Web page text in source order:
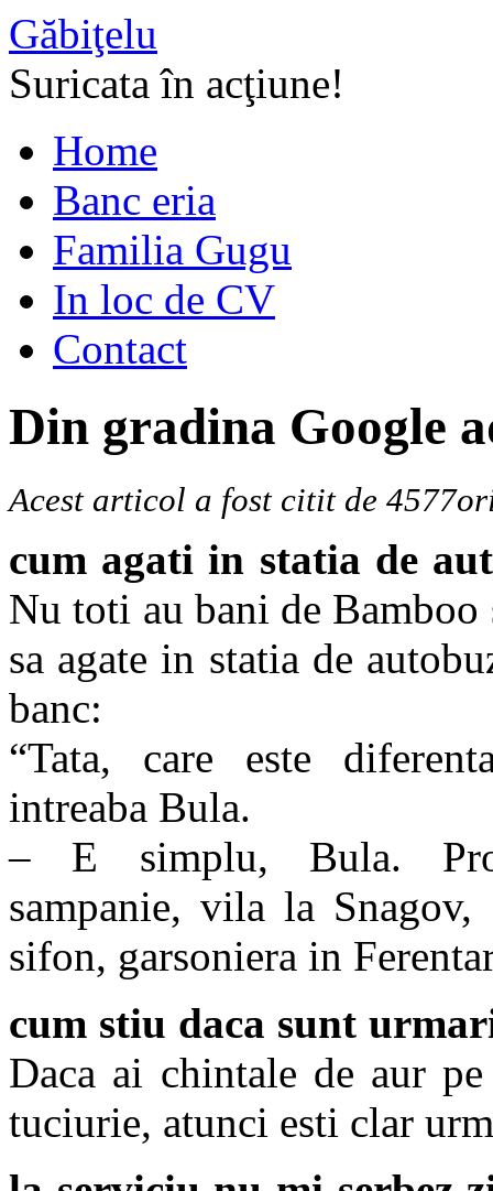
Găbiţelu
Suricata în acţiune!
Home
Banc eria
Familia Gugu
In loc de CV
Contact
Din gradina Google
Acest articol a fost citit de
cum agati in statia de
Nu toti au bani de Bamboo
sa agate in statia de
banc:
“Tata, care este
intreaba Bula.
– E simplu, Bula.
sampanie, vila la
sifon, garsoniera in
cum stiu daca sunt
Daca ai chintale de aur
tuciurie, atunci esti clar